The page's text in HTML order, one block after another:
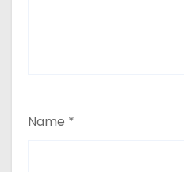
Name *